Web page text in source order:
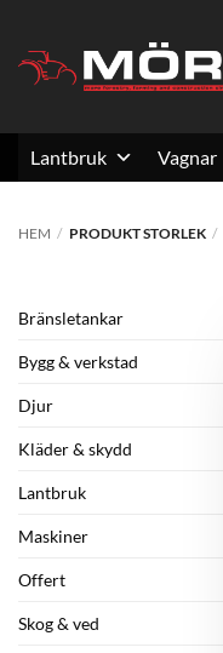
content
Lantbruk Vagnar
HEM / PRODUKT STORLEK /
Bränsletankar
Bygg & verkstad
Djur
Kläder & skydd
Lantbruk
Maskiner
Offert
Skog & ved